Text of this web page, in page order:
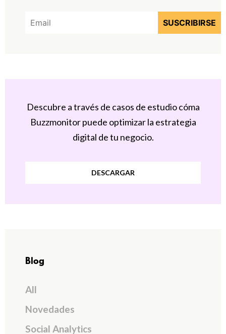
Descubre a través de casos de estudio cóma
Buzzmonitor puede optimizar la estrategia
digital de tu negocio.
DESCARGAR
Blog
All
Novedades
Social Analytics